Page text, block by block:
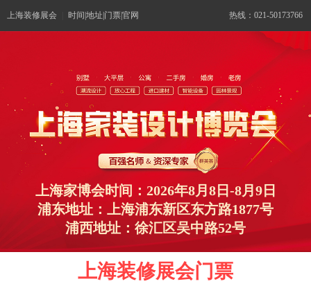
上海装修展会 时间|地址|门票|官网 热线：021-50173766
上海家博会时间：2026年8月8日-8月9日
浦东地址：上海浦东新区东方路1877号
浦西地址：徐汇区吴中路52号
上海装修展会门票